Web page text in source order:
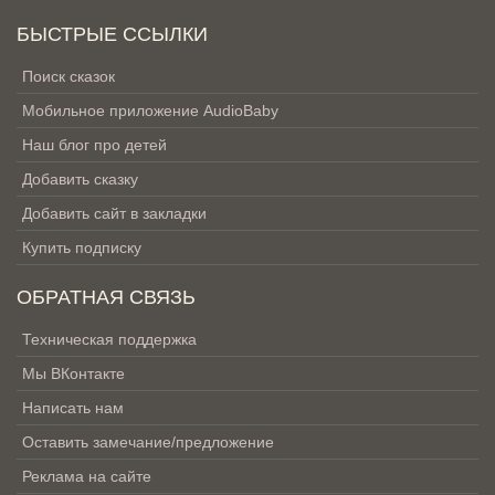
БЫСТРЫЕ ССЫЛКИ
Поиск сказок
Мобильное приложение AudioBaby
Наш блог про детей
Добавить сказку
Добавить сайт в закладки
Купить подписку
ОБРАТНАЯ СВЯЗЬ
Техническая поддержка
Мы ВКонтакте
Написать нам
Оставить замечание/предложение
Реклама на сайте